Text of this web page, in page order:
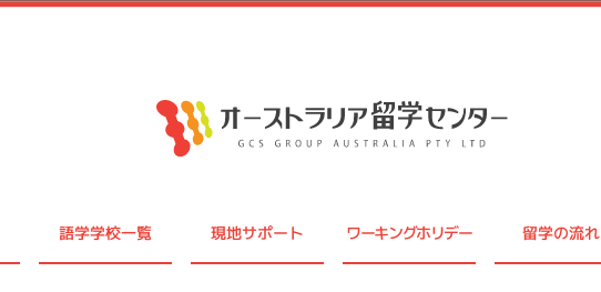
語学学校一覧 現地サポート ワーキングホリデー 留学の流れ